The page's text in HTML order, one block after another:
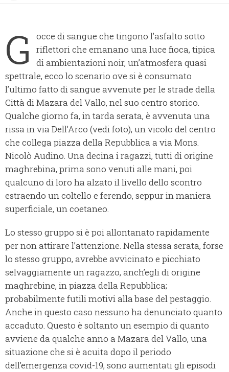
G
occe di sangue che tingono l’asfalto sotto
riflettori che emanano una luce fioca, tipica
di ambientazioni noir, un’atmosfera quasi
spettrale, ecco lo scenario ove si è consumato
l’ultimo fatto di sangue avvenute per le strade della
Città di Mazara del Vallo, nel suo centro storico.
Qualche giorno fa, in tarda serata, è avvenuta una
rissa in via Dell’Arco (vedi foto), un vicolo del centro
che collega piazza della Repubblica a via Mons.
Nicolò Audino. Una decina i ragazzi, tutti di origine
maghrebina, prima sono venuti alle mani, poi
qualcuno di loro ha alzato il livello dello scontro
estraendo un coltello e ferendo, seppur in maniera
superficiale, un coetaneo.
Lo stesso gruppo si è poi allontanato rapidamente
per non attirare l’attenzione. Nella stessa serata, forse
lo stesso gruppo, avrebbe avvicinato e picchiato
selvaggiamente un ragazzo, anch’egli di origine
maghrebine, in piazza della Repubblica;
probabilmente futili motivi alla base del pestaggio.
Anche in questo caso nessuno ha denunciato quanto
accaduto. Questo è soltanto un esempio di quanto
avviene da qualche anno a Mazara del Vallo, una
situazione che si è acuita dopo il periodo
dell’emergenza covid-19, sono aumentati gli episodi